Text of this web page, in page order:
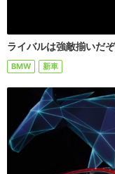
ライバルは強敵揃いだ
BMW 新車